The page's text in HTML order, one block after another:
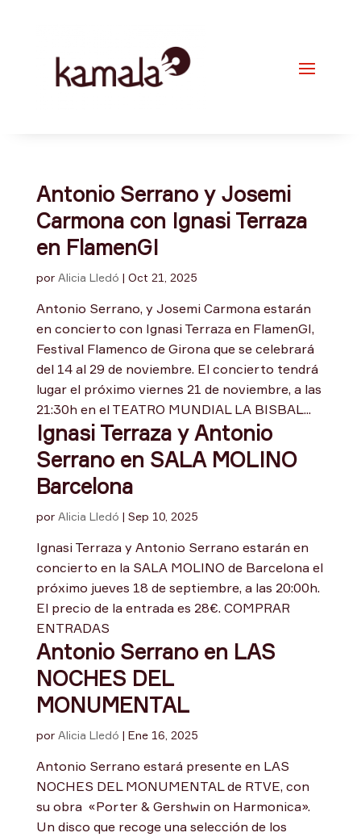
Antonio Serrano y Josemi
Carmona con Ignasi Terraza
en FlamenGI
por Alicia Lledó | Oct 21, 2025
Antonio Serrano, y Josemi Carmona estarán
en concierto con Ignasi Terraza en FlamenGI,
Festival Flamenco de Girona que se celebrará
del 14 al 29 de noviembre. El concierto tendrá
lugar el próximo viernes 21 de noviembre, a las
21:30h en el TEATRO MUNDIAL LA BISBAL...
Ignasi Terraza y Antonio
Serrano en SALA MOLINO
Barcelona
por Alicia Lledó | Sep 10, 2025
Ignasi Terraza y Antonio Serrano estarán en
concierto en la SALA MOLINO de Barcelona el
próximo jueves 18 de septiembre, a las 20:00h.
El precio de la entrada es 28€. COMPRAR
ENTRADAS
Antonio Serrano en LAS
NOCHES DEL
MONUMENTAL
por Alicia Lledó | Ene 16, 2025
Antonio Serrano estará presente en LAS
NOCHES DEL MONUMENTAL de RTVE, con
su obra «Porter & Gershwin on Harmonica».
Un disco que recoge una selección de los